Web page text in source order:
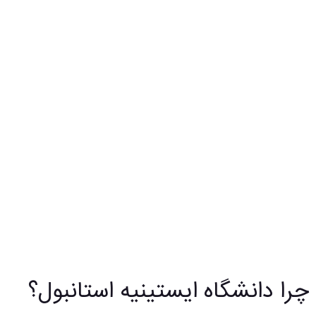
چرا دانشگاه ایستینیه استانبول؟